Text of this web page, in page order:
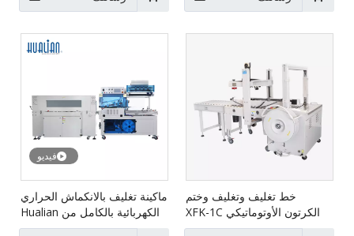
فيديو
ماكينة تغليف بالانكماش الحراري
الكهربائية بالكامل من Hualian
BSF-5640LG+BS-5030X
خط تغليف وتغليف وختم
الكرتون الأوتوماتيكي XFK-1C